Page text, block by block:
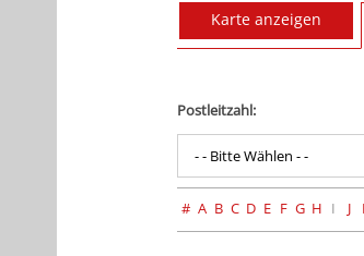
Karte anzeigen
Postleitzahl:
- - Bitte Wählen - -
# A B C D E F G H I J